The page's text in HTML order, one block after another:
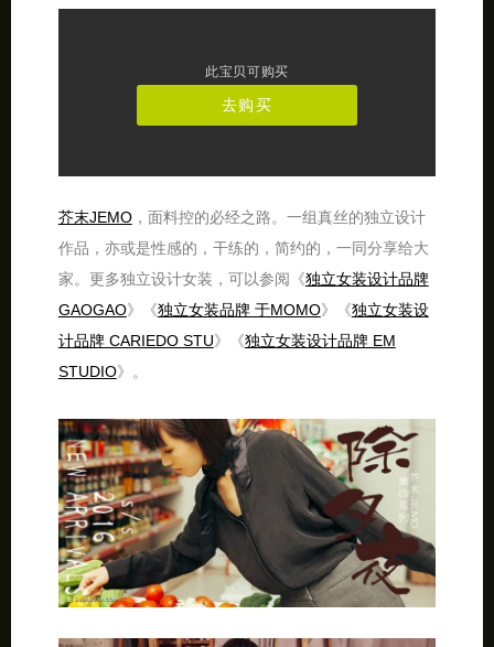
此宝贝可购买
去购买
芥末JEMO，面料控的必经之路。一组真丝的独立设计
作品，亦或是性感的，干练的，简约的，一同分享给大
家。更多独立设计女装，可以参阅《独立女装设计品牌
GAOGAO》《独立女装品牌 于MOMO》《独立女装设
计品牌 CARIEDO STU》《独立女装设计品牌 EM
STUDIO》。